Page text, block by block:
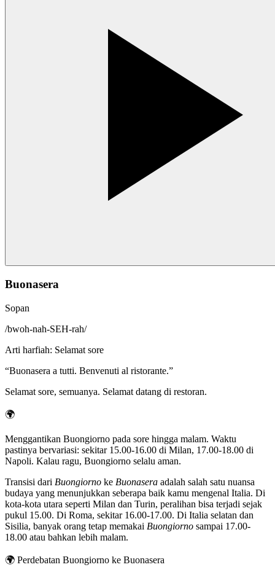
Buonasera
Sopan
/bwoh-nah-SEH-rah/
Arti harfiah: Selamat sore
“Buonasera a tutti. Benvenuti al ristorante.”
Selamat sore, semuanya. Selamat datang di restoran.
🌍
Menggantikan Buongiorno pada sore hingga malam. Waktu
pastinya bervariasi: sekitar 15.00-16.00 di Milan, 17.00-18.00 di
Napoli. Kalau ragu, Buongiorno selalu aman.
Transisi dari Buongiorno ke Buonasera adalah salah satu nuansa
budaya yang menunjukkan seberapa baik kamu mengenal Italia. Di
kota-kota utara seperti Milan dan Turin, peralihan bisa terjadi sejak
pukul 15.00. Di Roma, sekitar 16.00-17.00. Di Italia selatan dan
Sisilia, banyak orang tetap memakai Buongiorno sampai 17.00-
18.00 atau bahkan lebih malam.
🌍 Perdebatan Buongiorno ke Buonasera